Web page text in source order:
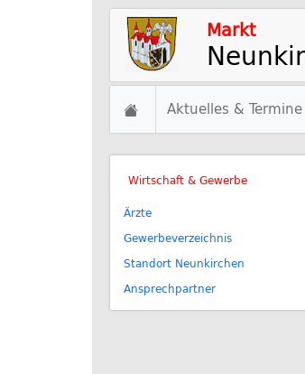
Markt
Aktuelles & Termine
Wirtschaft & Gewerbe
Ärzte
Gewerbeverzeichnis
Standort Neunkirchen
Ansprechpartner